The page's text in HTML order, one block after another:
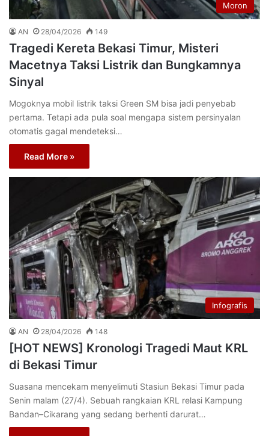
Moron
AN 28/04/2026 149
Tragedi Kereta Bekasi Timur, Misteri
Macetnya Taksi Listrik dan Bungkamnya
Sinyal
Mogoknya mobil listrik taksi Green SM bisa jadi penyebab
pertama. Tetapi ada pula soal mengapa sistem persinyalan
otomatis gagal mendeteksi…
Read More »
Infografis
AN 28/04/2026 148
[HOT NEWS] Kronologi Tragedi Maut KRL
di Bekasi Timur
Suasana mencekam menyelimuti Stasiun Bekasi Timur pada
Senin malam (27/4). Sebuah rangkaian KRL relasi Kampung
Bandan–Cikarang yang sedang berhenti darurat…